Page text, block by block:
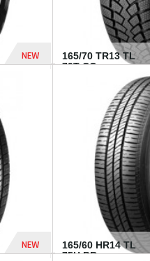
NEW
165/70 TR13 TL
79T CO...
NEW
165/60 HR14 TL
75H BR...